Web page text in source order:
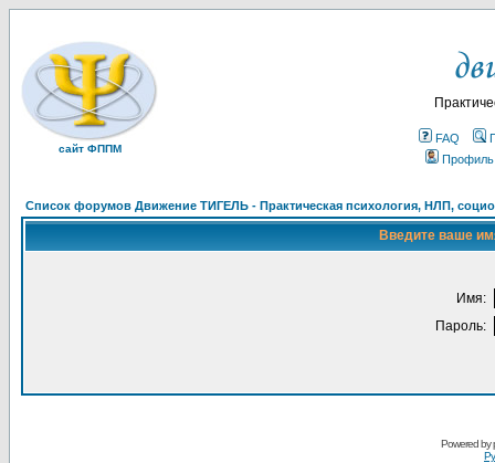
сайт ФППМ
FAQ
Профиль
Список форумов Движение ТИГЕЛЬ - Практическая психология, НЛП,
Введите ваше
Имя:
Пароль:
Powered by